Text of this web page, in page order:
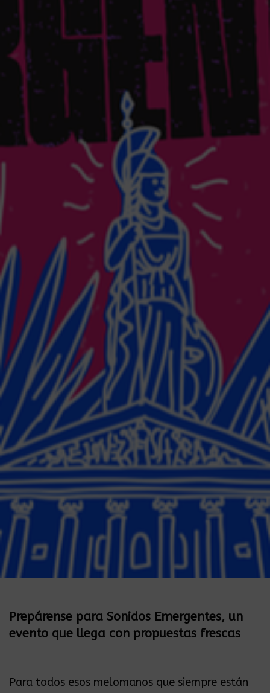
Prepárense para Sonidos Emergentes, un
evento que llega con propuestas frescas
Para todos esos melomanos que siempre están